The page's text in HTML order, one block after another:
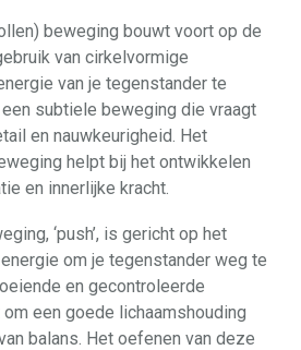
beweging bouwt voort op de
van cirkelvormige
van je tegenstander te
subtiele beweging die vraagt
en nauwkeurigheid. Het
helpt bij het ontwikkelen
en innerlijke kracht.
‘push’, is gericht op het
om je tegenstander weg te
en gecontroleerde
een goede lichaamshouding
balans. Het oefenen van deze